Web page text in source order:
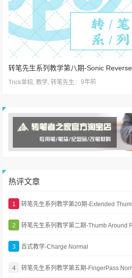
转笔先生系列教学第八期-Sonic Reverse
Trick单招 ,教学 ,转笔先生 9年前
热评文章
1 转笔先生系列教学第20期-Extended
2 转笔先生系列教学第二期-Thumb Around
3 百式教学-Charge Normal
4 转笔先生系列教学第五期-FingerPass